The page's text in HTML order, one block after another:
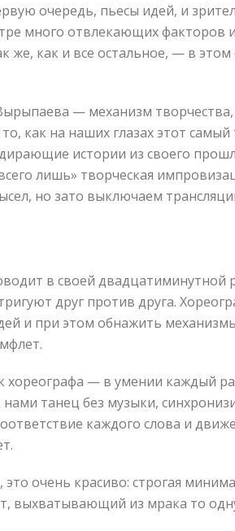
очередь, пьесы идей, и
много отвлекающих факторов
же, как и все остальное, — в
— механизм
как на наших глазах этот
истории из своего
лишь» творческая
но зато выключаем
в своей двадцатиминутной
друг против друга.
и при этом обнажить
хореографа — в умении каждый
танец без музыки,
каждого слова и
очень красиво: строгая
выхватывающий из мрака то